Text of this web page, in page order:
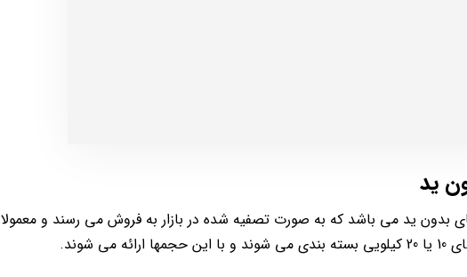
ید
بدون ید می باشد که به صورت تصفیه شده در بازار به فروش می رسند و معمولا